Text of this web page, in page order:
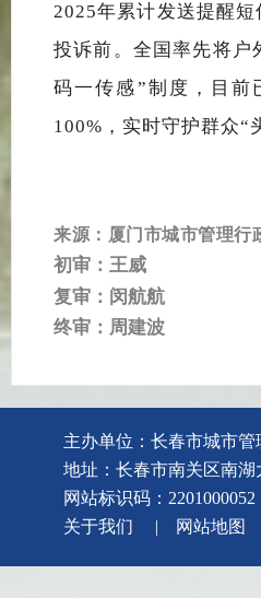
2025年累计发送提醒
投诉前。 全国率先将户
码一传感”制度 ，目前
100% ， 实时守护群众“
来源： 厦门市城市管理行
初审：王威
复审：闵航航
终审：周建波
主办单位：长春市城市管
地址：长春市南关区南湖
网站标识码：2201000052
关于我们
| 网站地图